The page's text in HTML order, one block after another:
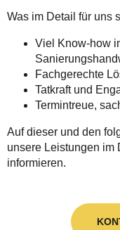
Was im Detail für uns
Viel Know-how
Fachgerechte
Tatkraft und
Termintreue,
Auf dieser und den
unsere Leistungen im
informieren.